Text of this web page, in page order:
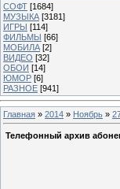
СОФТ [1684]
МУЗЫКА [3181]
ИГРЫ [114]
ФИЛЬМЫ [66]
МОБИЛА [2]
ВИДЕО [32]
ОБОИ [14]
ЮМОР [6]
РАЗНОЕ [941]
Главная » 2014 » Ноябрь »
Телефонный архив